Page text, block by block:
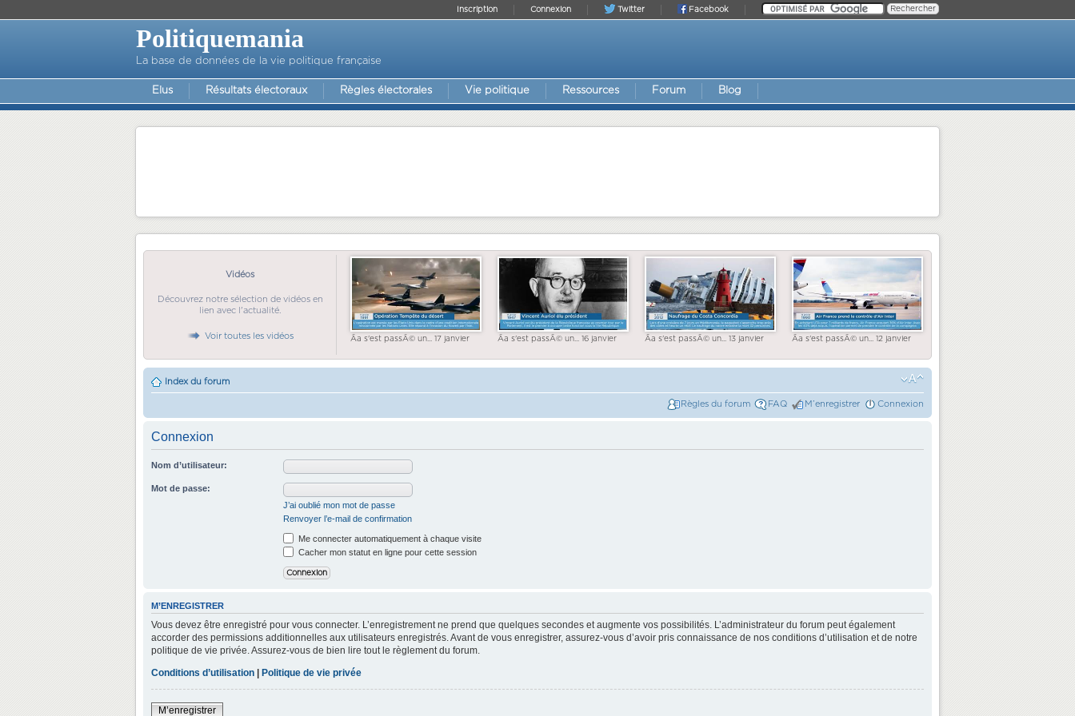
Facebook
Twitter
Connexion
Inscription
Politiquemania
La base de données de la vie politique française
Elus Résultats électoraux Règles électorales Vie politique Ressources Forum Blog
Vidéos
Découvrez notre sélection de vidéos en
lien avec l'actualité.
Voir toutes les vidéos Ãa s'est passÃ© un... 17 janvier Ãa s'est passÃ© un... 16 janvier Ãa s'est passÃ© un... 13 janvier Ãa s'est passÃ© un... 12 janvier
Index du forum
Règles du forum FAQ M’enregistrer Connexion
Connexion
Nom d’utilisateur:
Mot de passe:
J’ai oublié mon mot de passe
Renvoyer l’e-mail de confirmation
Me connecter automatiquement à chaque visite
Cacher mon statut en ligne pour cette session
M’ENREGISTRER
Vous devez être enregistré pour vous connecter. L’enregistrement ne prend que quelques secondes et augmente vos possibilités. L’administrateur du forum peut également
accorder des permissions additionnelles aux utilisateurs enregistrés. Avant de vous enregistrer, assurez-vous d’avoir pris connaissance de nos conditions d’utilisation et de notre
politique de vie privée. Assurez-vous de bien lire tout le règlement du forum.
Conditions d’utilisation | Politique de vie privée
M’enregistrer